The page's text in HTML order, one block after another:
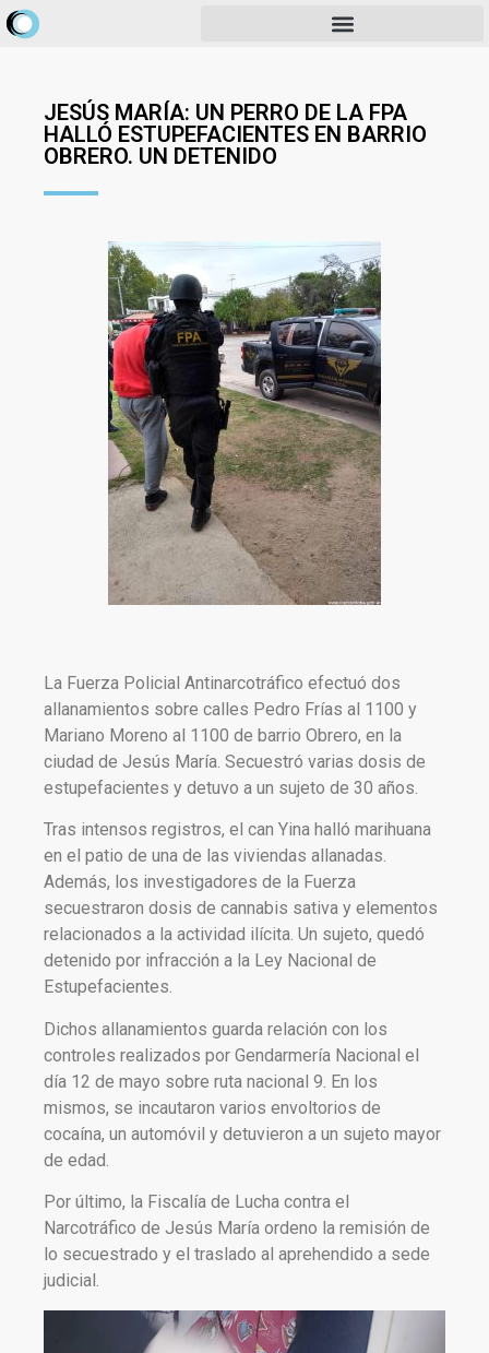
JESÚS MARÍA: UN PERRO DE LA FPA
HALLÓ ESTUPEFACIENTES EN BARRIO
OBRERO. UN DETENIDO
La Fuerza Policial Antinarcotráfico efectuó dos
allanamientos sobre calles Pedro Frías al 1100 y
Mariano Moreno al 1100 de barrio Obrero, en la
ciudad de Jesús María. Secuestró varias dosis de
estupefacientes y detuvo a un sujeto de 30 años.
Tras intensos registros, el can Yina halló marihuana
en el patio de una de las viviendas allanadas.
Además, los investigadores de la Fuerza
secuestraron dosis de cannabis sativa y elementos
relacionados a la actividad ilícita. Un sujeto, quedó
detenido por infracción a la Ley Nacional de
Estupefacientes.
Dichos allanamientos guarda relación con los
controles realizados por Gendarmería Nacional el
día 12 de mayo sobre ruta nacional 9. En los
mismos, se incautaron varios envoltorios de
cocaína, un automóvil y detuvieron a un sujeto mayor
de edad.
Por último, la Fiscalía de Lucha contra el
Narcotráfico de Jesús María ordeno la remisión de
lo secuestrado y el traslado al aprehendido a sede
judicial.